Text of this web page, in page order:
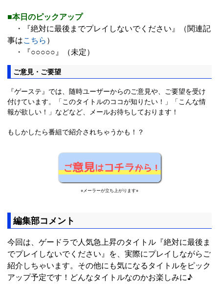
■本日のピックアップ
・『絶対に最後までプレイしないでください』（関連記
事はこちら）
・『○○○○○』（未定）
ご意見・ご要望
『ゲーステ』では、随時ユーザーからのご意見や、ご要望を受け
付けています。「このタイトルのココが知りたい！」「こんな情
報が欲しい！」などなど、メールお待ちしております！
もしかしたら番組で紹介されちゃうかも！？
※メーラーが立ち上がります※
編集部コメント
今回は、ゲードラで人気急上昇のタイトル『絶対に最後ま
でプレイしないでください』を、実際にプレイしながらご
紹介しちゃいます。その他にも気になるタイトルをピック
アップ予定です！どんなタイトルなのかお楽しみに♪